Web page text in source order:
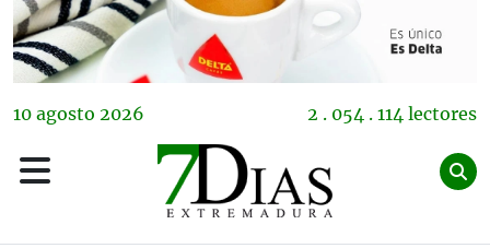
10 agosto 2026 2 . 054 . 114 lectores